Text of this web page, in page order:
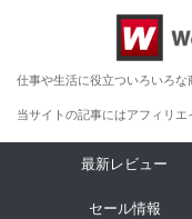
仕事や生活に役立ついろいろな
当サイトの記事にはアフィリエ
最新レビュー
セール情報